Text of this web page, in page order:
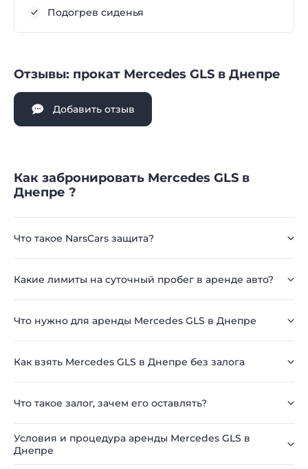
Подогрев сиденья
Отзывы: прокат Mercedes GLS в Днепре
Добавить отзыв
Как забронировать Mercedes GLS в
Днепре ?
Что такое NarsCars защита?
Какие лимиты на суточный пробег в аренде авто?
Что нужно для аренды Mercedes GLS в Днепре
Как взять Mercedes GLS в Днепре без залога
Что такое залог, зачем его оставлять?
Условия и процедура аренды Mercedes GLS в
Днепре